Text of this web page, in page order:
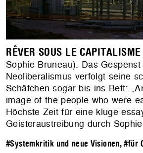
RÊVER SOUS LE CAPITALISME
Sophie Bruneau). Das
Neoliberalismus verfolgt seine
Schäfchen sogar bis ins Bett:
image of the people who were
Höchste Zeit für eine kluge
Geisteraustreibung durch
#Systemkritik und neue Visionen,#für